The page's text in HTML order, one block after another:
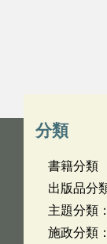
分類
書籍分類
出版品分
主題分類：
施政分類：